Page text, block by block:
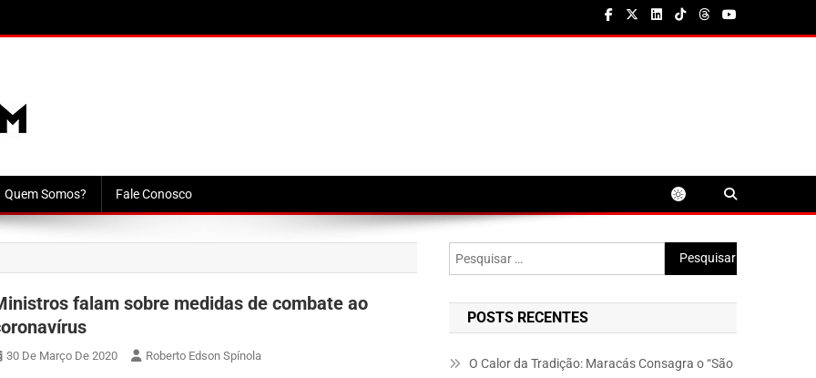
Quem Somos? Fale Conosco
falam sobre medidas de combate ao
30 De Março De 2020 Roberto Edson Spínola
Pesquisar
por:
POSTS RECENTES
O Calor da Tradição: Maracás Consagra o “São